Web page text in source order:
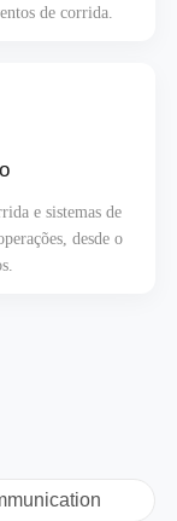
de corrida.
e sistemas de
desde o